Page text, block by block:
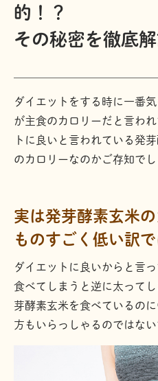
的！？
その秘密を徹底解
ダイエットをする時に一番
が主食のカロリーだと言わ
トに良いと言われている発
のカロリーなのかご存知でし
実は発芽酵素玄米
ものすごく低い訳で
ダイエットに良いからと言
食べてしまうと逆に太って
芽酵素玄米を食べているの
方もいらっしゃるのではない